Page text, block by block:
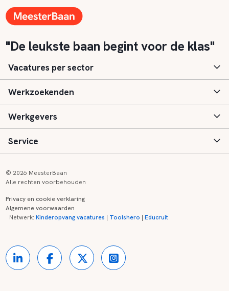
"De leukste baan begint voor de klas"
Vacatures per sector
Basisonderwijs
Speciaal (basis) onderwijs
Voortgezet onderwijs
Kinderopvang
Werkzoekenden
Aanmelden
Vacatures
Zij-instroom informatie
Onderwijsregio's
Werkgevers
Inloggen
Registreren
Contact
Service
Onderwijs links
Partners
© 2026 MeesterBaan
Alle rechten voorbehouden
Privacy en cookie verklaring
Algemene voorwaarden
Netwerk:Kinderopvang vacatures | Toolshero |Educruit